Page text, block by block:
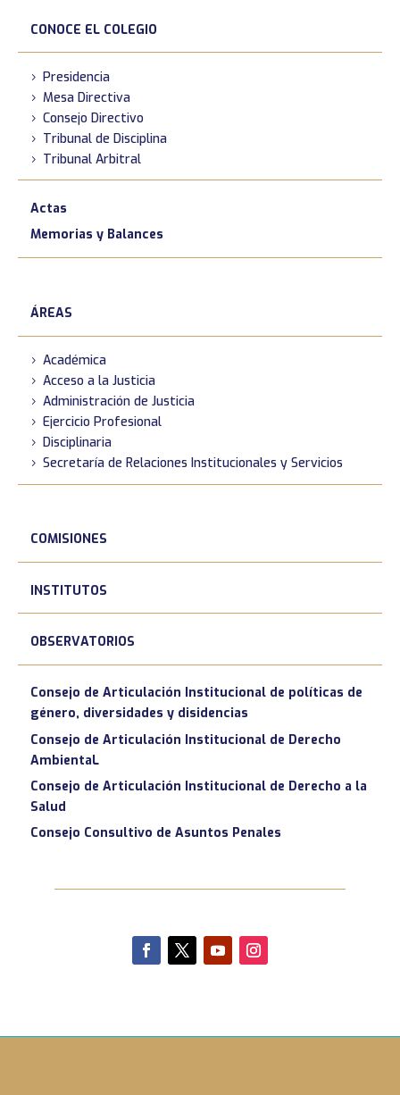
CONOCE EL COLEGIO
Presidencia
Mesa Directiva
Consejo Directivo
Tribunal de Disciplina
Tribunal Arbitral
Actas
Memorias y Balances
ÁREAS
Académica
Acceso a la Justicia
Administración de Justicia
Ejercicio Profesional
Disciplinaria
Secretaría de Relaciones Institucionales y Servicios
COMISIONES
INSTITUTOS
OBSERVATORIOS
Consejo de Articulación Institucional de políticas de
género, diversidades y disidencias
Consejo de Articulación Institucional de Derecho
AmbientaL
Consejo de Articulación Institucional de Derecho a la
Salud
Consejo Consultivo de Asuntos Penales